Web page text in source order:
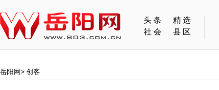
头条
精选
社会
县区
岳阳网> 创客